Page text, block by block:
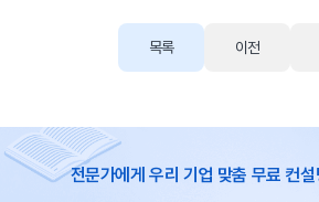
목록 이전
전문가에게 우리 기업 맞춤 무료 컨